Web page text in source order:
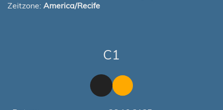
Zeitzone: America/Recife
C1